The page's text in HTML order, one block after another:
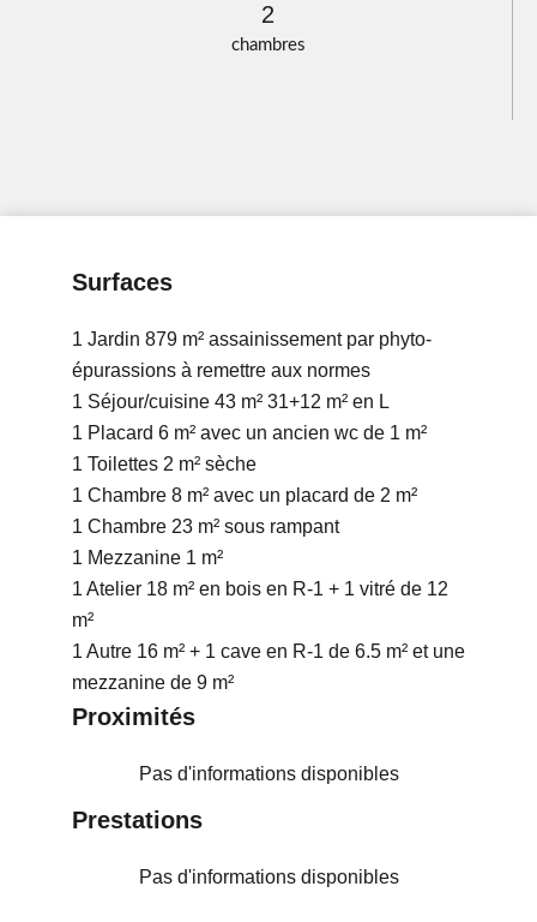
chambres
2
Surfaces
1 Jardin 879 m² assainissement par phyto-
épurassions à remettre aux normes
1 Séjour/cuisine 43 m² 31+12 m² en L
1 Placard 6 m² avec un ancien wc de 1 m²
1 Toilettes 2 m² sèche
1 Chambre 8 m² avec un placard de 2 m²
1 Chambre 23 m² sous rampant
1 Mezzanine 1 m²
1 Atelier 18 m² en bois en R-1 + 1 vitré de 12
m²
1 Autre 16 m² + 1 cave en R-1 de 6.5 m² et une
mezzanine de 9 m²
Proximités
Pas d'informations disponibles
Prestations
Pas d'informations disponibles